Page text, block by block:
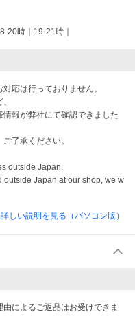
20時｜19-21時｜
応は行っておりません。
報が弊社にて確認できました
了承ください。
outside Japan.
outside Japan at our shop, we w
しい説明を見る（パソコン版）
によるご返品はお受けできま